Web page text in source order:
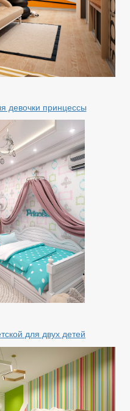
девочки принцессы
для двух детей